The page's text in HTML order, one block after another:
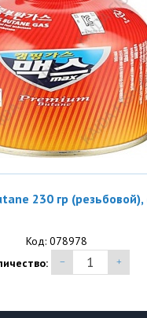
230 гр
Код: 078978